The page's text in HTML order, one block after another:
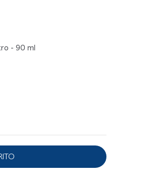
- 90 ml